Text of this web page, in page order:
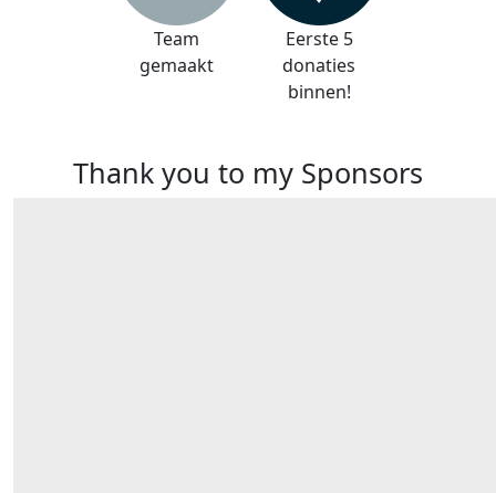
Team
gemaakt
Eerste 5
donaties
binnen!
Thank you to my Sponsors